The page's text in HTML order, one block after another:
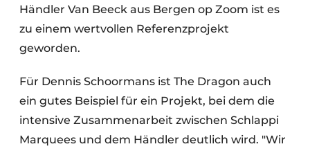
Händler Van Beeck aus Bergen op Zoom ist es
zu einem wertvollen Referenzprojekt
geworden.
Für Dennis Schoormans ist The Dragon auch
ein gutes Beispiel für ein Projekt, bei dem die
intensive Zusammenarbeit zwischen Schlappi
Marquees und dem Händler deutlich wird. "Wir